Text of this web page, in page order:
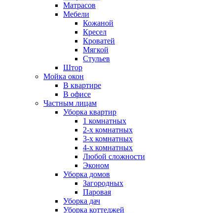
Матрасов
Мебели
Кожаной
Кресел
Кроватей
Мягкой
Стульев
Штор
Мойка окон
В квартире
В офисе
Частным лицам
Уборка квартир
1 комнатных
2-х комнатных
3-х комнатных
4-х комнатных
Любой сложности
Эконом
Уборка домов
Загородных
Паровая
Уборка дач
Уборка коттеджей